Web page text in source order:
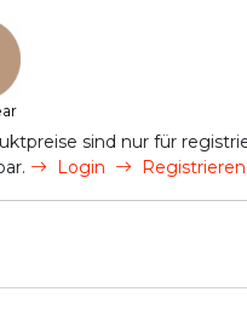
sind nur für
Login Registrieren